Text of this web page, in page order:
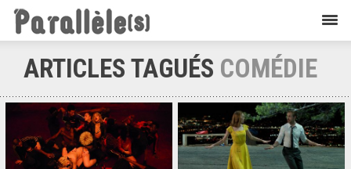
ARTICLES TAGUÉS COMÉDIE